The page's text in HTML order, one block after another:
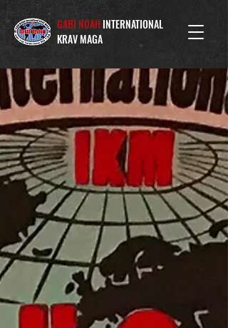
GABI NOAHINTERNATIONAL
KRAV MAGA